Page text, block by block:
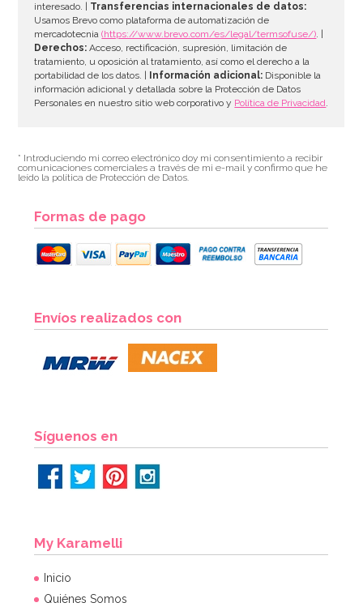
interesado. | Transferencias internacionales de datos:
Usamos Brevo como plataforma de automatización de
mercadotecnia(https://www.brevo.com/es/legal/termsofuse/). |
Derechos: Acceso, rectificación, supresión, limitación de
tratamiento, u oposición al tratamiento, así como el derecho a la
portabilidad de los datos. |
Información adicional: Disponible la
información adicional y detallada sobre la Protección de Datos
Personales en nuestro sitio web corporativo y Política de Privacidad.
* Introduciendo mi correo electrónico doy mi consentimiento a recibir
comunicaciones comerciales a través de mi e-mail y confirmo que he
leído la política de Protección de Datos.
Formas de pago
Envíos realizados con
Síguenos en
My Karamelli
Inicio
Quiénes Somos